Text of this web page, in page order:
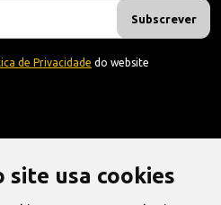
site usa cookies
Subscrever
de Privacidade do website